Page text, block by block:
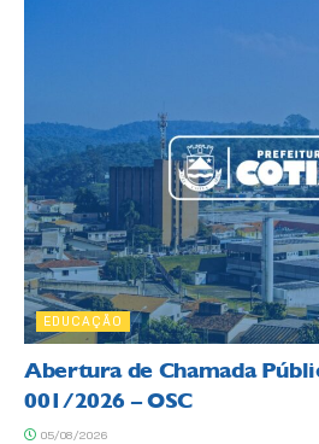
EDUCAÇÃO
Abertura de Chamada
001/2026 – OSC
05/08/2026